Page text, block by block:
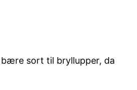
sort til bryllupper, da